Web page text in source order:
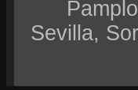
Sevilla,